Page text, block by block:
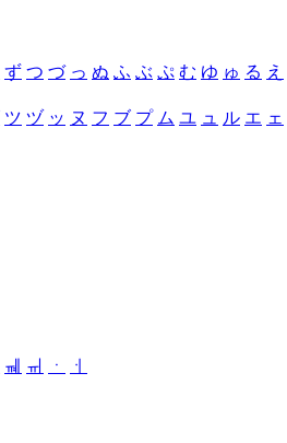
ず つ づ っ ぬ ふ ぶ ぷ む ゆ ゅ る え
ツ ヅ ッ ヌ フ ブ プ ム ユ ュ ル エ ェ
ㆋ ㆌ ㆍ
ㆎ